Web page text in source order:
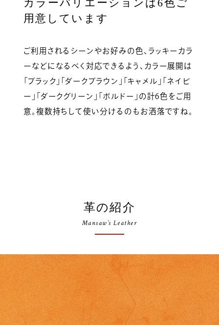
カラーバリエーションは6色ご
用意しています
ご利用されるシーンやお好みの色、ラッキーカラ
ーなどになるべく対応できるよう、カラー展開は
「ブラック」「ダークブラウン」「キャメル」「ネイビ
ー」「ダークグリーン」「ボルドー」の計6色をご用
意。複数持ちして使い分けるのもお洒落ですね。
革の紹介
Mansaw’s Leather